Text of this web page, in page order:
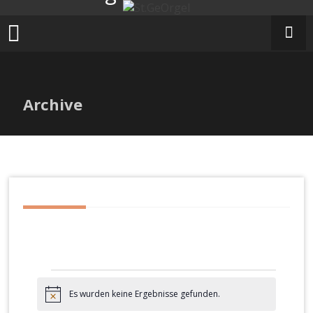
Inhalt
springen
Archive
Veranstaltungen
HinweisEs wurden keine Ergebnisse gefunden.